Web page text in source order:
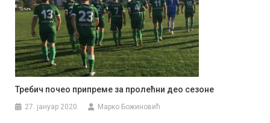
Требич почео припреме за пролећни део сезоне
27. јануар 2020. Марко Божиновић